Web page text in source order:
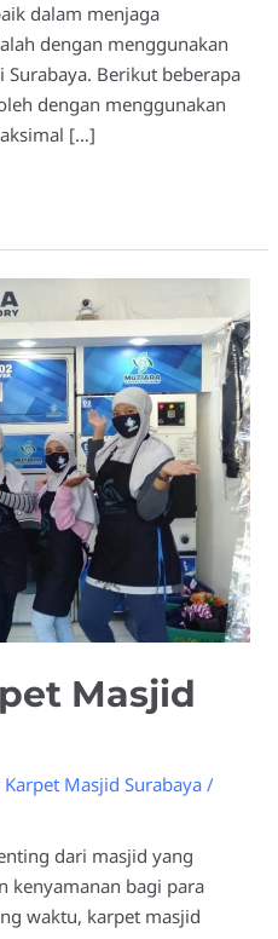
dalam menjaga
dengan menggunakan
Berikut beberapa
dengan menggunakan
[…]
Masjid
Masjid Surabaya /
dari masjid yang
kenyamanan bagi para
waktu, karpet masjid